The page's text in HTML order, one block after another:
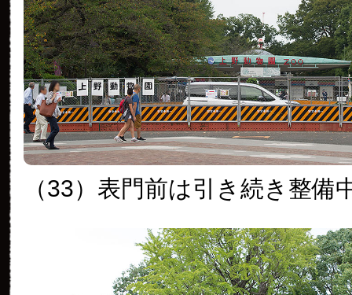
（33）表門前は引き続き整備